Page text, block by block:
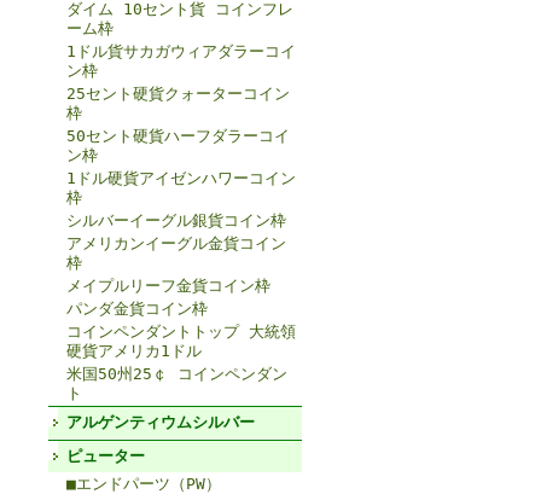
ダイム 10セント貨 コインフレ
ーム枠
1ドル貨サカガウィアダラーコイ
ン枠
25セント硬貨クォーターコイン
枠
50セント硬貨ハーフダラーコイ
ン枠
1ドル硬貨アイゼンハワーコイン
枠
シルバーイーグル銀貨コイン枠
アメリカンイーグル金貨コイン
枠
メイプルリーフ金貨コイン枠
パンダ金貨コイン枠
コインペンダントトップ 大統領
硬貨アメリカ1ドル
米国50州25￠ コインペンダン
ト
アルゲンティウムシルバー
ピューター
■エンドパーツ（PW）